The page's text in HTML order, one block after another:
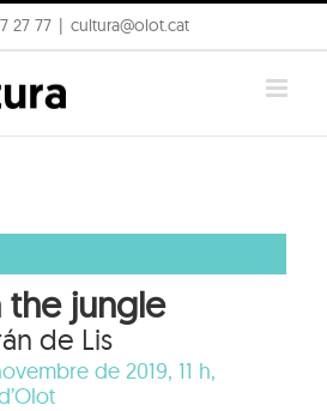
27 77 cultura@olot.cat
the jungle
de Lis
de 2019, 11 h,